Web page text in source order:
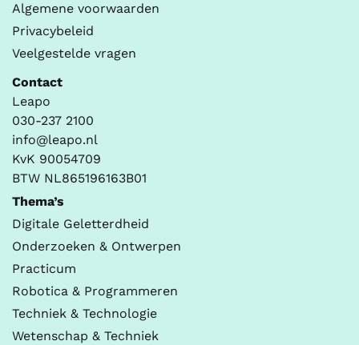
Algemene voorwaarden
Privacybeleid
Veelgestelde vragen
Contact
Leapo
030-237 2100
info@leapo.nl
KvK 90054709
BTW NL865196163B01
Thema’s
Digitale Geletterdheid
Onderzoeken & Ontwerpen
Practicum
Robotica & Programmeren
Techniek & Technologie
Wetenschap & Techniek